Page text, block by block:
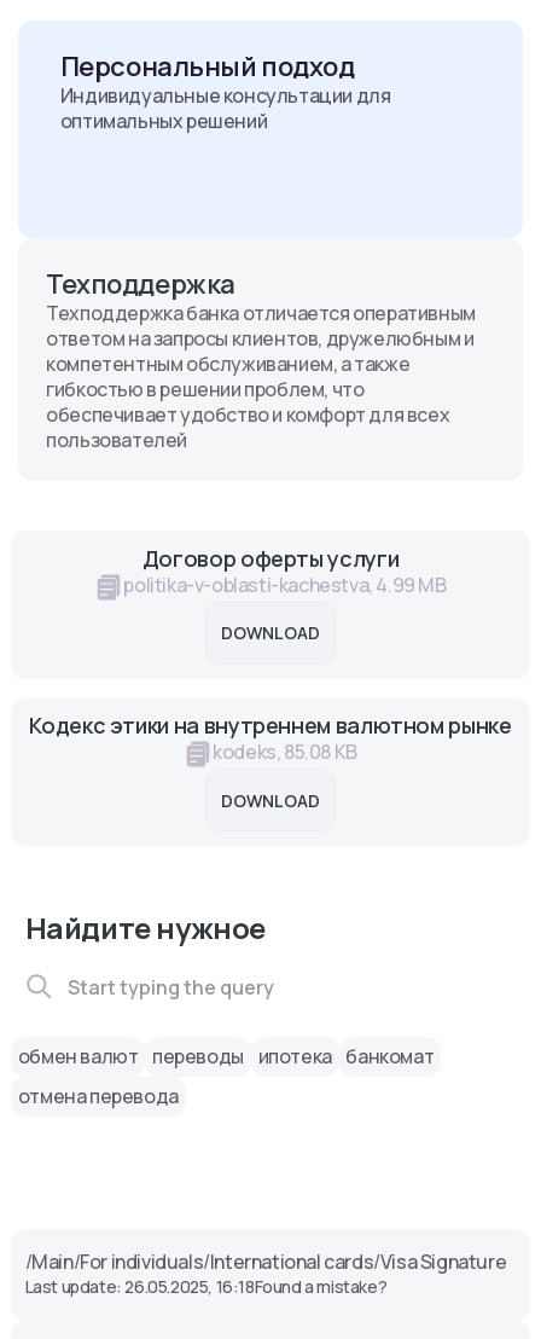
Персональный подход
Индивидуальные консультации для
оптимальных решений
Техподдержка
Техподдержка банка отличается оперативным
ответом на запросы клиентов, дружелюбным и
компетентным обслуживанием, а также
гибкостью в решении проблем, что
обеспечивает удобство и комфорт для всех
пользователей
Договор оферты услуги
politika-v-oblasti-kachestva, 4.99 MB
DOWNLOAD
Кодекс этики на внутреннем валютном рынке
kodeks, 85.08 KB
DOWNLOAD
Найдите нужное
обмен валют переводы ипотека банкомат
отмена перевода
/Main/For individuals/International cards/Visa Signature
Last update: 26.05.2025, 16:18Found a mistake?